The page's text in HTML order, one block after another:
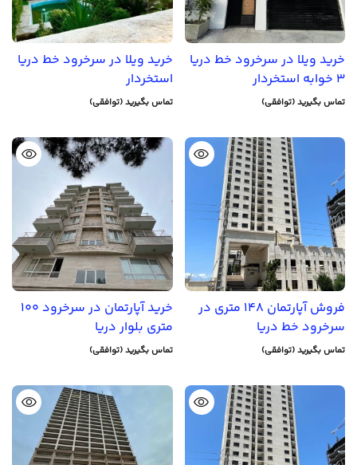
خرید ویلا در سرخرود خط دریا
3 خوابه استخردار
تماس بگیرید (توافقی)
خرید ویلا در سرخرود خط دریا
استخردار
تماس بگیرید (توافقی)
فروش آپارتمان 148 متری در
سرخرود خط دریا
تماس بگیرید (توافقی)
خرید آپارتمان در سرخرود 100
متری بلوار دریا
تماس بگیرید (توافقی)